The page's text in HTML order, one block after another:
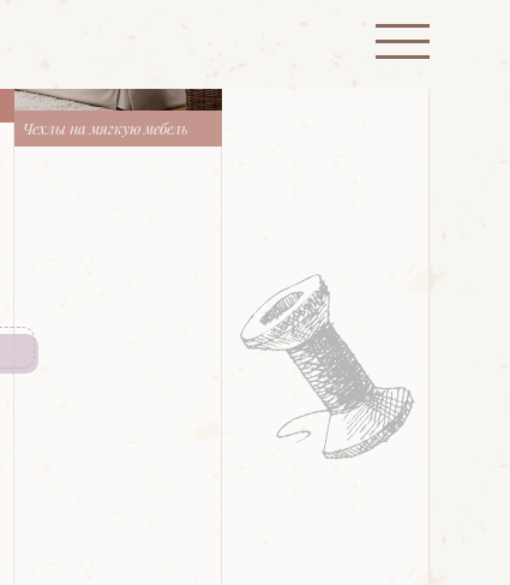
Чехлы на мягкую мебель